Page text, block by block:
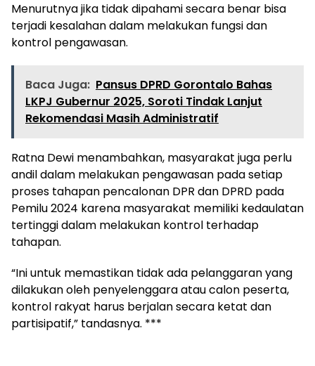
Menurutnya jika tidak dipahami secara benar bisa
terjadi kesalahan dalam melakukan fungsi dan
kontrol pengawasan.
Baca Juga: Pansus DPRD Gorontalo Bahas
LKPJ Gubernur 2025, Soroti Tindak Lanjut
Rekomendasi Masih Administratif
Ratna Dewi menambahkan, masyarakat juga perlu
andil dalam melakukan pengawasan pada setiap
proses tahapan pencalonan DPR dan DPRD pada
Pemilu 2024 karena masyarakat memiliki kedaulatan
tertinggi dalam melakukan kontrol terhadap
tahapan.
“Ini untuk memastikan tidak ada pelanggaran yang
dilakukan oleh penyelenggara atau calon peserta,
kontrol rakyat harus berjalan secara ketat dan
partisipatif,” tandasnya. ***